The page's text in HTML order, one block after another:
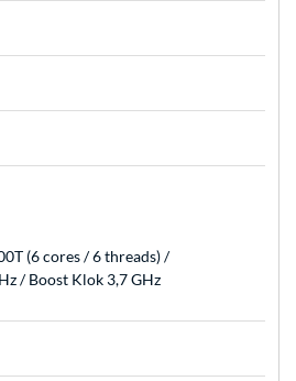
(6 cores / 6 threads) /
/ Boost Klok 3,7 GHz